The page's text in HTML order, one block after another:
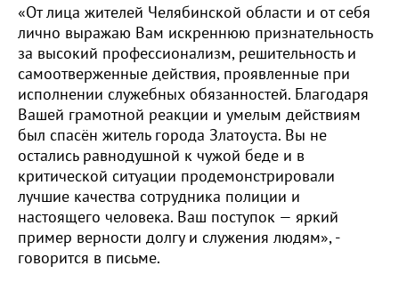
«От лица жителей Челябинской области и от себя
лично выражаю Вам искреннюю признательность
за высокий профессионализм, решительность и
самоотверженные действия, проявленные при
исполнении служебных обязанностей. Благодаря
Вашей грамотной реакции и умелым действиям
был спасён житель города Златоуста. Вы не
остались равнодушной к чужой беде и в
критической ситуации продемонстрировали
лучшие качества сотрудника полиции и
настоящего человека. Ваш поступок — яркий
пример верности долгу и служения людям», -
говорится в письме.